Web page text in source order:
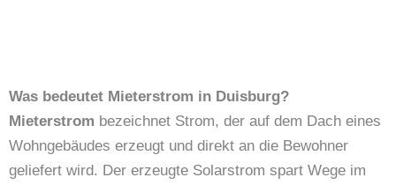
Was bedeutet Mieterstrom in Duisburg?
Mieterstrom bezeichnet Strom, der auf dem Dach eines
Wohngebäudes erzeugt und direkt an die Bewohner
geliefert wird. Der erzeugte Solarstrom spart Wege im